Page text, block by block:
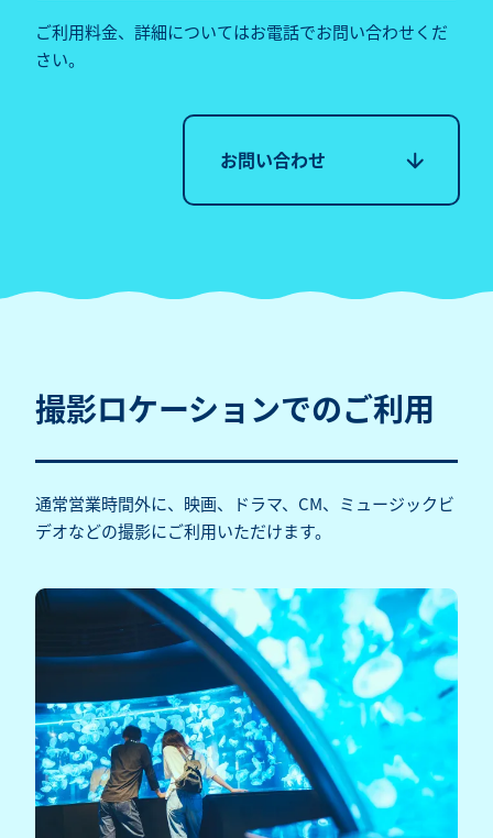
ご利用料金、詳細についてはお電話でお問い合わせくだ
さい。
撮影ロケーションでのご利用
通常営業時間外に、映画、ドラマ、CM、ミュージックビ
デオなどの撮影にご利用いただけます。